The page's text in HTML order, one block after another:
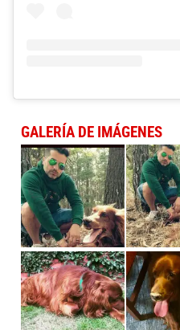
GALERÍA DE IMÁGENES